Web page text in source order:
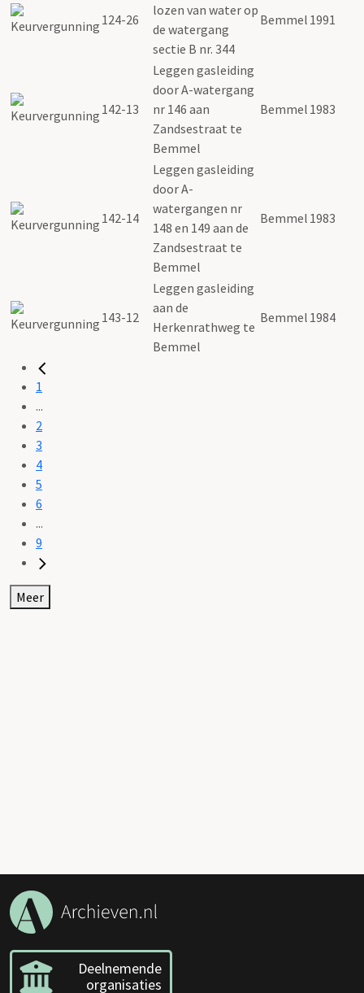
124-26
lozen van water op
de watergang
sectie B nr. 344
Bemmel 1991
142-13
Leggen gasleiding
door A-watergang
nr 146 aan
Zandsestraat te
Bemmel
Bemmel 1983
142-14
Leggen gasleiding
door A-
watergangen nr
148 en 149 aan de
Zandsestraat te
Bemmel
Bemmel 1983
143-12
Leggen gasleiding
aan de
Herkenrathweg te
Bemmel
Bemmel 1984
1
...
2
3
4
5
6
...
9
Meer
Deelnemende
organisaties